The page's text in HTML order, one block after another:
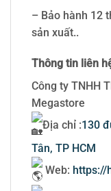
– Bảo hành 12
sản xuất..
Thông tin liên
Công ty TNHH
Megastore
Địa chỉ :130
Tân, TP HCM
Web: https://